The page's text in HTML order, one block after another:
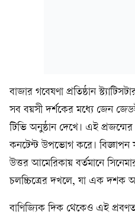
বাজার গবেষণা প্রতিষ্ঠান
সব বয়সী দর্শকের মধ্যে জেন
টিভি অনুষ্ঠান দেখে। এই
কনটেন্ট উপভোগ করে। বিজ্ঞাপন
উত্তর আমেরিকায় বর্তমানে
চলচ্চিত্রের দখলে, যা এক দশক
বাণিজ্যিক দিক থেকেও এই